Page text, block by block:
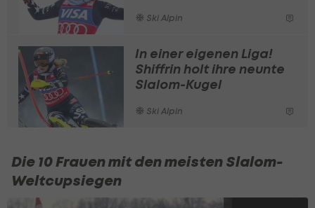
Ski Alpin
In einer eigenen Liga!
Shiffrin holt ihre neunte
Slalom-Kugel
Ski Alpin
Die 10 Frauen mit den meisten Slalom-
Weltcupsiegen